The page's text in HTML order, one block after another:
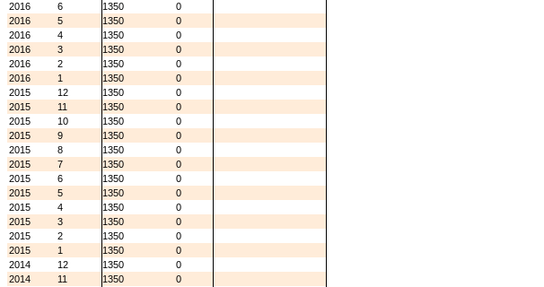
2016
6 1350
0
2016
5 1350
0
2016
4 1350
0
2016
3 1350
0
2016
2 1350
0
2016
1 1350
0
2015
12 1350
0
2015
11 1350
0
2015
10 1350
0
2015
9 1350
0
2015
8 1350
0
2015
7 1350
0
2015
6 1350
0
2015
5 1350
0
2015
4 1350
0
2015
3 1350
0
2015
2 1350
0
2015
1 1350
0
2014
12 1350
0
2014
11 1350
0